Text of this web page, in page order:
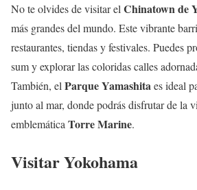
No te olvides de visitar el Chinatown de
más grandes del mundo. Este vibrante
restaurantes, tiendas y festivales. Puedes
sum y explorar las coloridas calles
También, el Parque Yamashitaes ideal
junto al mar, donde podrás disfrutar de la
emblemática Torre Marine.
Visitar Yokohama